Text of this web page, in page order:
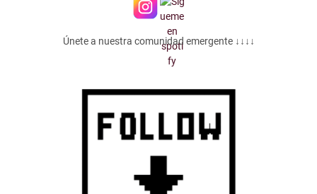
Únete a nuestra comunidad emergente ↓↓↓↓